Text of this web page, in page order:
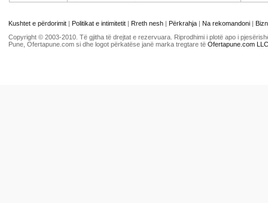
Kushtet e përdorimit | Politikat e intimitetit | Rreth nesh | Përkrahja | Na rekomandoni |
Copyright © 2003-2010. Të gjitha të drejtat e rezervuara. Riprodhimi i plotë apo i
Pune, Ofertapune.com si dhe logot përkatëse janë marka tregtare të Ofertapune.com LLC